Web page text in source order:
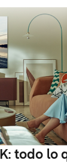
todo lo